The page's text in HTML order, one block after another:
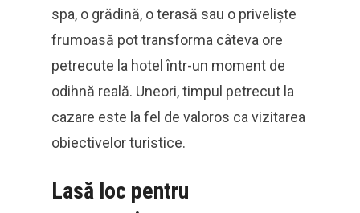
spa, o grădină, o terasă sau o priveliște
frumoasă pot transforma câteva ore
petrecute la hotel într-un moment de
odihnă reală. Uneori, timpul petrecut la
cazare este la fel de valoros ca vizitarea
obiectivelor turistice.
Lasă loc pentru